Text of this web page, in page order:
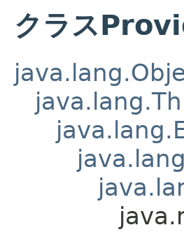
クラス